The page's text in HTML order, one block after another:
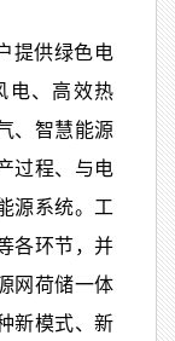
提供绿色电
电、高效热
、智慧能源
过程、与电
源系统。工
各环节，并
网荷储一体
新模式、新